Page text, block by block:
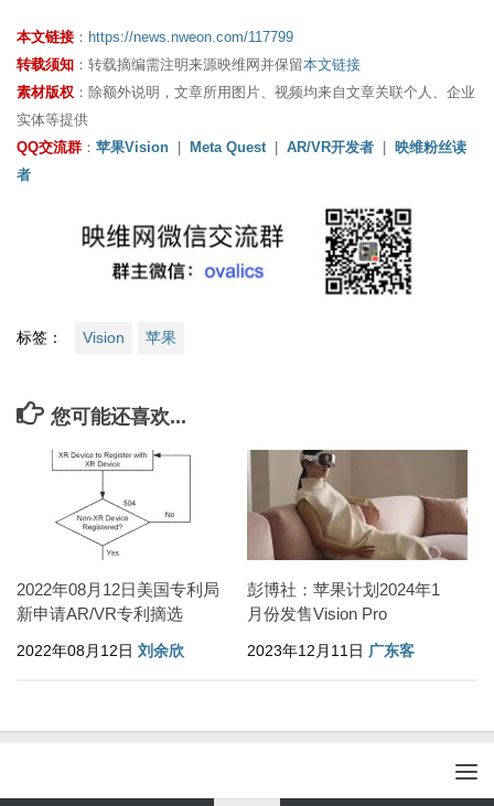
本文链接 ： https://news.nweon.com/117799
转载须知 ：转载摘编需注明来源映维网并保留本文链接
素材版权 ：除额外说明，文章所用图片、视频均来自文章关联个人、企业
实体等提供
QQ交流群 ： 苹果Vision Meta Quest| AR/VR开发者
映维粉丝读
者
标签： Vision 苹果
您可能还喜欢...
2022年08月12日美国专利局
新申请AR/VR专利摘选
2022年08月12日 刘余欣
彭博社：苹果计划2024年1
月份发售Vision Pro
2023年12月11日 广东客